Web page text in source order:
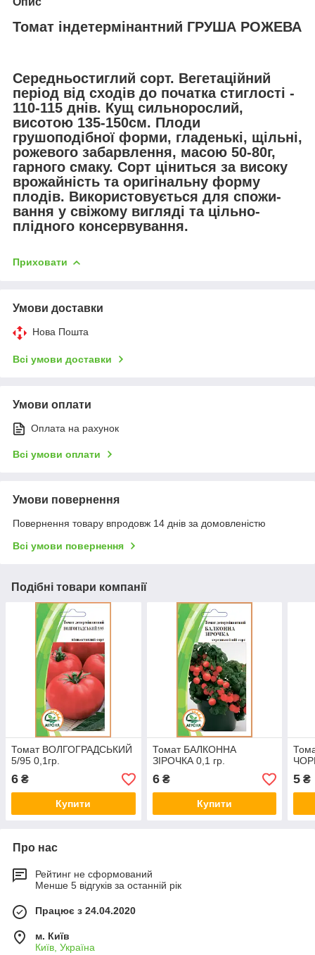
Томат індетермінантний ГРУША РОЖЕВА
Середньостиглий сорт. Вегетаційний
період від сходів до початка стиглості -
110-115 днів. Кущ сильнорослий,
висотою 135-150см. Плоди
грушоподібної форми, гладенькі, щільні,
рожевого забарвлення, масою 50-80г,
гарного смаку. Сорт ціниться за високу
врожайність та оригінальну форму
плодів. Використовується для спожи-
вання у свіжому вигляді та цільно-
плідного консервування.
Приховати
Умови доставки
Нова Пошта
Всі умови доставки
Умови оплати
Оплата на рахунок
Всі умови оплати
Умови повернення
Повернення товару впродовж 14 днів за домовленістю
Всі умови повернення
Подібні товари компанії
Томат ВОЛГОГРАДСЬКИЙ
5/95 0,1гр.
6 ₴
Купити
Томат БАЛКОННА
ЗІРОЧКА 0,1 гр.
6₴
Купити
5 ₴
Про нас
Рейтинг не сформований
Менше 5 відгуків за останній рік
Працює з 24.04.2020
м. Київ
Київ, Україна